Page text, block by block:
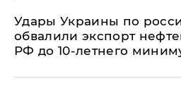
Удары Украины по
обвалили экспорт
РФ до 10-летнего